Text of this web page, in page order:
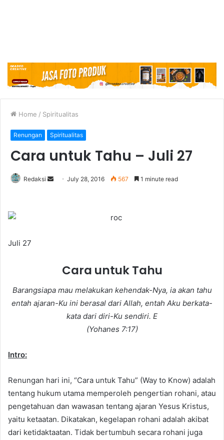
Home / Spiritualitas
Renungan Spiritualitas
Cara untuk Tahu – Juli 27
Redaksi
i
July 28, 2016 567 1 minute read
Juli 27
Cara untuk Tahu
Barangsiapa mau melakukan kehendak-Nya, ia akan tahu
entah ajaran-Ku ini berasal dari Allah, entah Aku berkata-
kata dari diri-Ku sendiri. E
(Yohanes 7:17)
Intro:
Renungan hari ini, “Cara untuk Tahu” (Way to Know) adalah
tentang hukum utama memperoleh pengertian rohani, atau
pengetahuan dan wawasan tentang ajaran Yesus Kristus,
yaitu ketaatan. Dikatakan, kegelapan rohani adalah akibat
dari ketidaktaatan. Tidak bertumbuh secara rohani juga